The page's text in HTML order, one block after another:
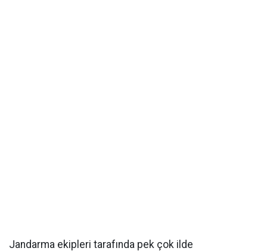
Jandarma ekipleri tarafında pek çok ilde